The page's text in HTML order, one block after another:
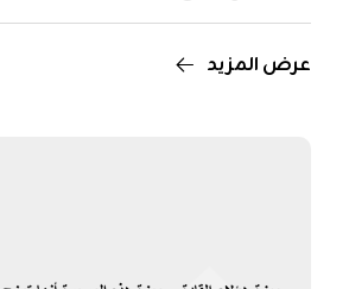
عرض المزيد